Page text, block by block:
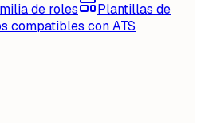
de roles
Plantillas de
compatibles con ATS